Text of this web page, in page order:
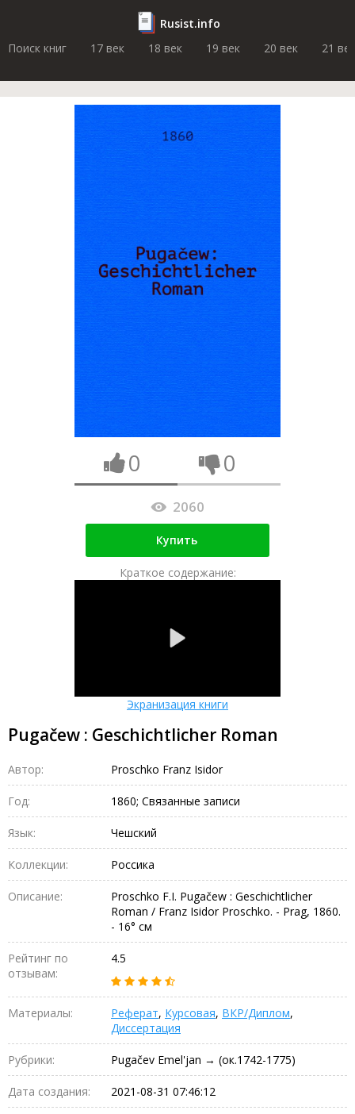
Rusist.info
Поиск книг
17 век 18 век 19 век 20 век 21 век
0 0
2060
Купить
Краткое содержание:
Экранизация книги
Pugačew : Geschichtlicher Roman
Автор: Proschko Franz Isidor
Год: 1860; Связанные записи
Язык: Чешский
Коллекции: Россика
Описание:
Proschko F.I. Pugačew : Geschichtlicher
Roman / Franz Isidor Proschko. - Prag, 1860.
- 16° см
Рейтинг по
отзывам:
4.5
Материалы: Реферат, Курсовая, ВКР/Диплом,
Диссертация
Рубрики: Pugačev Emel'jan → (ок.1742-1775)
Дата создания: 2021-08-31 07:46:12